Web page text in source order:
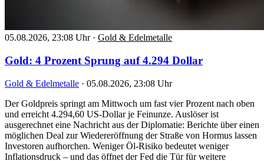
05.08.2026, 23:08 Uhr · Gold & Edelmetalle
Gold: 4 Prozent Sprung auf 4.294 Dollar
Gold & Edelmetalle · 05.08.2026, 23:08 Uhr
Der Goldpreis springt am Mittwoch um fast vier Prozent nach oben
und erreicht 4.294,60 US-Dollar je Feinunze. Auslöser ist
ausgerechnet eine Nachricht aus der Diplomatie: Berichte über einen
möglichen Deal zur Wiedereröffnung der Straße von Hormus lassen
Investoren aufhorchen. Weniger Öl-Risiko bedeutet weniger
Inflationsdruck – und das öffnet der Fed die Tür für weitere